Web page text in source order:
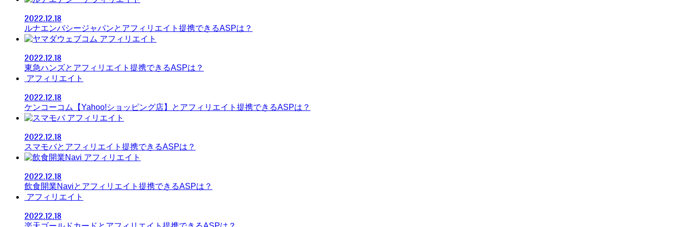
2022.12.18
ルナエンバシージャパンとアフィリエイト提携できるASPは？
アフィリエイト
2022.12.18
東急ハンズとアフィリエイト提携できるASPは？
アフィリエイト
2022.12.18
ケンコーコム【Yahoo!ショッピング店】とアフィリエイト提携できるASPは？
アフィリエイト
2022.12.18
スマモバとアフィリエイト提携できるASPは？
アフィリエイト
2022.12.18
飲食開業Naviとアフィリエイト提携できるASPは？
アフィリエイト
2022.12.18